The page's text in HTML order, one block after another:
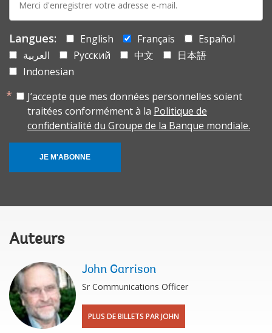
mail:
Langues: English Français
Español
العربية
Русский 中文
日本語
Indonesian
J’accepte que mes données personnelles soient
traitées conformément à la Politique de
confidentialité du Groupe de la Banque mondiale.
JE M'ABONNE
Auteurs
John Garrison
Sr Communications Officer
PLUS DE BILLETS PAR JOHN